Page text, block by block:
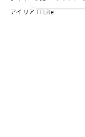
アイリア TFLite